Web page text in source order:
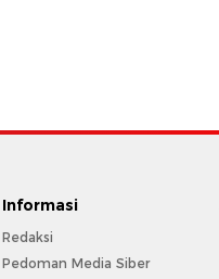
Informasi
Redaksi
Pedoman Media Siber